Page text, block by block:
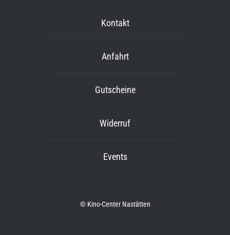
Kontakt
Anfahrt
Gutscheine
Widerruf
Events
© Kino-Center Nastätten